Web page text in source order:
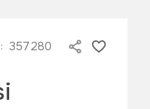
357280